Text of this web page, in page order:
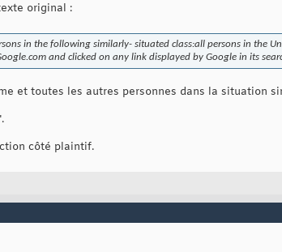
original :
in the following similarly- situated class:all persons in the
and clicked on any link displayed by Google in its
et toutes les autres personnes dans la situation
côté plaintif.